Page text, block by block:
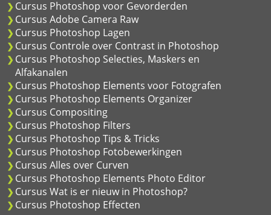
Cursus Photoshop voor Gevorderden
Cursus Adobe Camera Raw
Cursus Photoshop Lagen
Cursus Controle over Contrast in Photoshop
Cursus Photoshop Selecties, Maskers en
Alfakanalen
Cursus Photoshop Elements voor Fotografen
Cursus Photoshop Elements Organizer
Cursus Compositing
Cursus Photoshop Filters
Cursus Photoshop Tips & Tricks
Cursus Photoshop Fotobewerkingen
Cursus Alles over Curven
Cursus Photoshop Elements Photo Editor
Cursus Wat is er nieuw in Photoshop?
Cursus Photoshop Effecten